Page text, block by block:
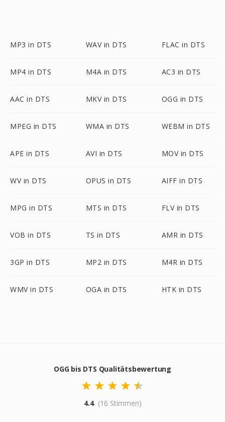
MP3 in DTS WAV in DTS FLAC in DTS
MP4 in DTS M4A in DTS AC3 in DTS
AAC in DTS MKV in DTS OGG in DTS
MPEG in DTS WMA in DTS WEBM in DTS
APE in DTS AVI in DTS MOV in DTS
WV in DTS OPUS in DTS AIFF in DTS
MPG in DTS MTS in DTS FLV in DTS
VOB in DTS TS in DTS AMR in DTS
3GP in DTS MP2 in DTS M4R in DTS
WMV in DTS OGA in DTS HTK in DTS
OGG bis DTS Qualitätsbewertung
4.4 (16 Stimmen)